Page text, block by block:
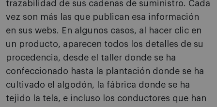
trazabilidad de sus cadenas de suministro. Cada
vez son más las que publican esa información
en sus webs. En algunos casos, al hacer clic en
un producto, aparecen todos los detalles de su
procedencia, desde el taller donde se ha
confeccionado hasta la plantación donde se ha
cultivado el algodón, la fábrica donde se ha
tejido la tela, e incluso los conductores que han